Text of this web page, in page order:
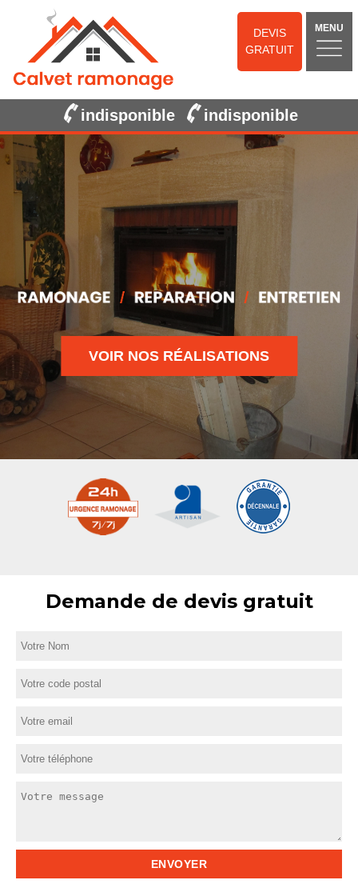
DEVIS
GRATUIT
MENU
indisponible indisponible
VOIR NOS RÉALISATIONS
Demande de devis gratuit